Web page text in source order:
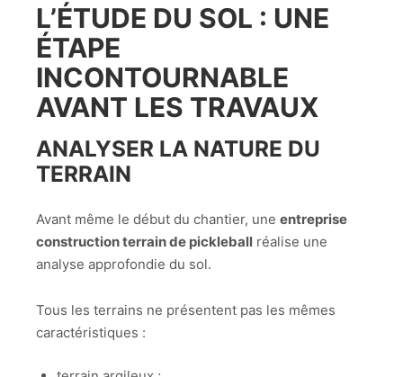
L’ÉTUDE DU SOL : UNE
ÉTAPE
INCONTOURNABLE
AVANT LES TRAVAUX
ANALYSER LA NATURE DU
TERRAIN
Avant même le début du chantier, une entreprise
construction terrain de pickleball réalise une
analyse approfondie du sol.
Tous les terrains ne présentent pas les mêmes
caractéristiques :